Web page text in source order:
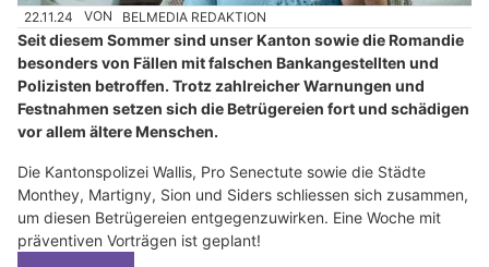
22.11.24 VON BELMEDIA REDAKTION
Seit diesem Sommer sind unser Kanton sowie die Romandie
besonders von Fällen mit falschen Bankangestellten und
Polizisten betroffen. Trotz zahlreicher Warnungen und
Festnahmen setzen sich die Betrügereien fort und schädigen
vor allem ältere Menschen.
Die Kantonspolizei Wallis, Pro Senectute sowie die Städte
Monthey, Martigny, Sion und Siders schliessen sich zusammen,
um diesen Betrügereien entgegenzuwirken. Eine Woche mit
präventiven Vorträgen ist geplant!